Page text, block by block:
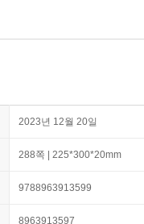
2023년 12월 20일
288쪽 | 225*300*20mm
9788963913599
8963913597